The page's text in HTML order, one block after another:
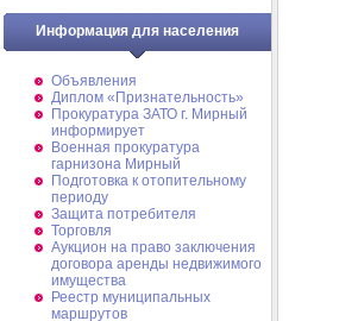
Информация для населения
Объявления
Диплом «Признательность»
Прокуратура ЗАТО г. Мирный
информирует
Военная прокуратура
гарнизона Мирный
Подготовка к отопительному
периоду
Защита потребителя
Торговля
Аукцион на право заключения
договора аренды недвижимого
имущества
Реестр муниципальных
маршрутов